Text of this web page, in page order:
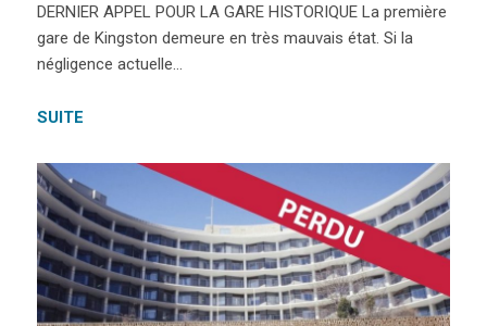
DERNIER APPEL POUR LA GARE HISTORIQUE La première
gare de Kingston demeure en très mauvais état. Si la
négligence actuelle…
SUITE